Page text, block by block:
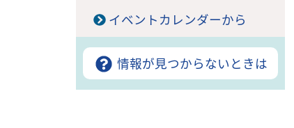
イベントカレンダーから
情報が見つからないときは